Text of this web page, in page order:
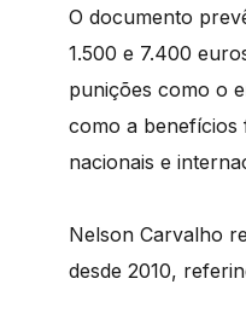
O documento
1.500 e 7.400
punições como o
como a benefícios
nacionais e
Nelson Carvalho
desde 2010,